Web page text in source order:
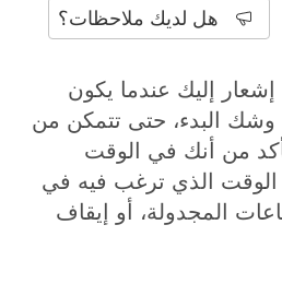
هل لديك ملاحظات؟
إليك عندما يكون
وشك البدء، حتى تتمكن من
من أنك في الوقت
الوقت الذي ترغب فيه في
المجدولة، أو إيقاف